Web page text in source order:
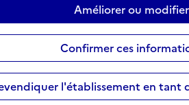
Améliorer ou modifier
Confirmer ces
l'établissement en tant